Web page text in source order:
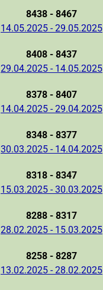
8438 - 8467
14.05.2025 - 29.05.2025
8408 - 8437
29.04.2025 - 14.05.2025
8378 - 8407
14.04.2025 - 29.04.2025
8348 - 8377
30.03.2025 - 14.04.2025
8318 - 8347
15.03.2025 - 30.03.2025
8288 - 8317
28.02.2025 - 15.03.2025
8258 - 8287
13.02.2025 - 28.02.2025